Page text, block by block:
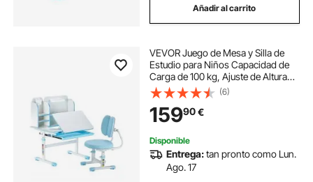
Añadir al carrito
VEVOR Juego de Mesa y Silla de
Estudio para Niños Capacidad de
Carga de 100 kg, Ajuste de Altura
del Escritorio de 54-73 cm, Mesa
Inclinable 0-40° con estantería para
Dormitorio, Estudio, Azul
(6)
15990€
Disponible
Entrega:tan pronto como Lun.
Ago. 17